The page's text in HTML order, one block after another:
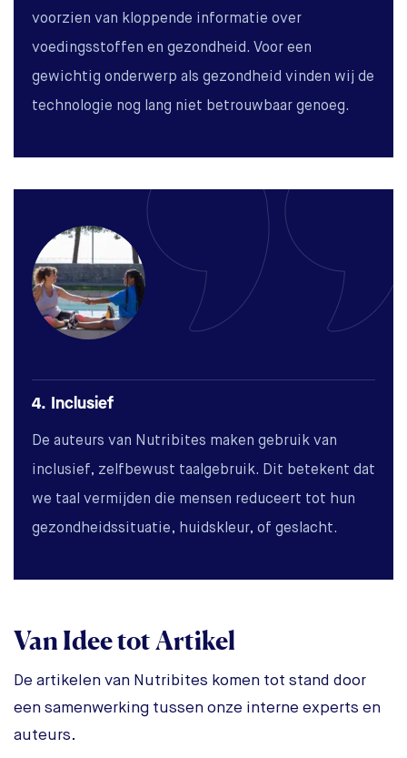
voorzien van kloppende informatie over
voedingsstoffen en gezondheid. Voor een
gewichtig onderwerp als gezondheid vinden wij de
technologie nog lang niet betrouwbaar genoeg.
4. Inclusief
De auteurs van Nutribites maken gebruik van
inclusief, zelfbewust taalgebruik. Dit betekent dat
we taal vermijden die mensen reduceert tot hun
gezondheidssituatie, huidskleur, of geslacht.
Van Idee tot Artikel
De artikelen van Nutribites komen tot stand door
een samenwerking tussen onze interne experts en
auteurs.